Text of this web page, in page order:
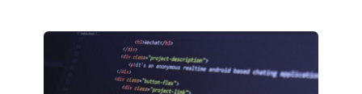
ПОЛЕЗНЫХ
ИНСТРУМЕНТОВ
ДЛЯ